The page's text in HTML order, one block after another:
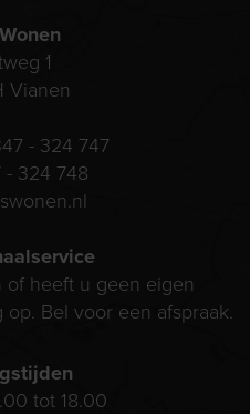
1
Vianen
- 324 747
- 324 748
heeft u geen eigen
Bel voor een afspraak.
tot 18.00